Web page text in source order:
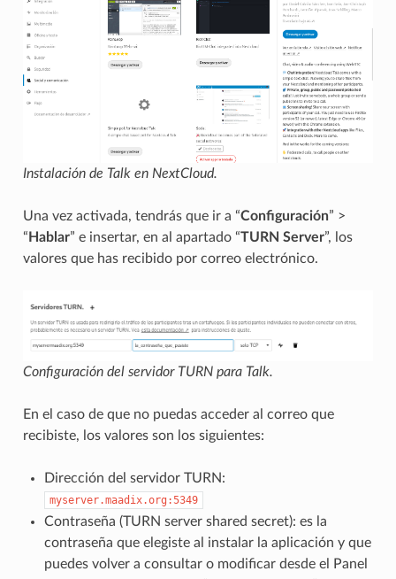
Instalación de Talk en NextCloud.
Una vez activada, tendrás que ir a “Configuración” >
“ Hablar” e insertar, en al apartado “TURN Server”, los
valores que has recibido por correo electrónico.
Configuración del servidor TURN para Talk.
En el caso de que no puedas acceder al correo que
recibiste, los valores son los siguientes:
Dirección del servidor TURN:
myserver.maadix.org:5349
Contraseña (TURN server shared secret): es la
contraseña que elegiste al instalar la aplicación y que
puedes volver a consultar o modificar desde el Panel